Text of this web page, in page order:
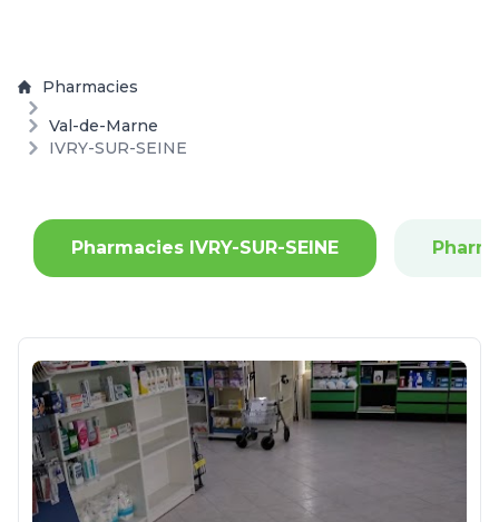
Pharmacies
Val-de-Marne
IVRY-SUR-SEINE
Pharmacies IVRY-SUR-SEINE